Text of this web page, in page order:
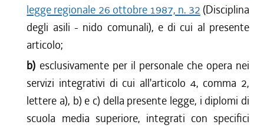
legge regionale 26 ottobre 1987, n. 32 (Disciplina
degli asili - nido comunali), e di cui al presente
articolo;
b) esclusivamente per il personale che opera nei
servizi integrativi di cui all'articolo 4, comma 2,
lettere a), b) e c) della presente legge, i diplomi di
scuola media superiore, integrati con specifici